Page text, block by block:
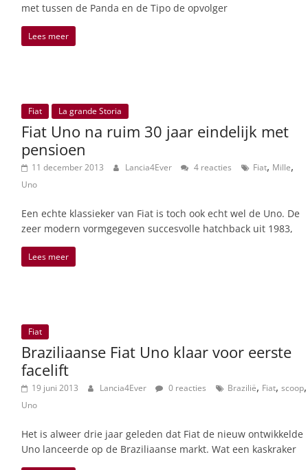
met tussen de Panda en de Tipo de opvolger
Lees meer
Fiat La grande Storia
Fiat Uno na ruim 30 jaar eindelijk met
pensioen
11 december 2013 Lancia4Ever 4 reacties Fiat, Mille,
Uno
Een echte klassieker van Fiat is toch ook echt wel de Uno. De
zeer modern vormgegeven succesvolle hatchback uit 1983,
Lees meer
Fiat
Braziliaanse Fiat Uno klaar voor eerste
facelift
19 juni 2013 Lancia4Ever 0 reacties Brazilië, Fiat, scoop,
Uno
Het is alweer drie jaar geleden dat Fiat de nieuw ontwikkelde
Uno lanceerde op de Braziliaanse markt. Wat een kaskraker